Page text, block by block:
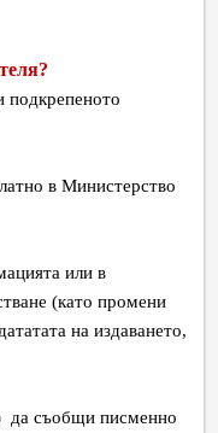
подкрепеното
в Министерство
или в
(като промени
на издаването,
да съобщи писменно